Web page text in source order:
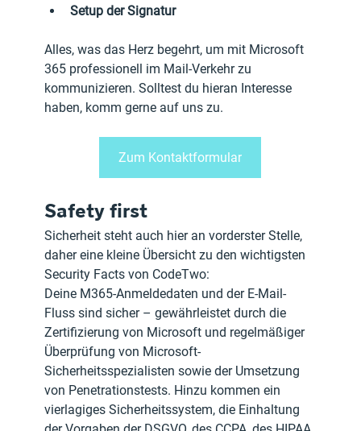
Setup der Signatur
Alles, was das Herz begehrt, um mit Microsoft
365 professionell im Mail-Verkehr zu
kommunizieren. Solltest du hieran Interesse
haben, komm gerne auf uns zu.
Zum Kontaktformular
Safety first
Sicherheit steht auch hier an vorderster Stelle,
daher eine kleine Übersicht zu den wichtigsten
Security Facts von CodeTwo:
Deine M365-Anmeldedaten und der E-Mail-
Fluss sind sicher – gewährleistet durch die
Zertifizierung von Microsoft und regelmäßiger
Überprüfung von Microsoft-
Sicherheitsspezialisten sowie der Umsetzung
von Penetrationstests. Hinzu kommen ein
vierlagiges Sicherheitssystem, die Einhaltung